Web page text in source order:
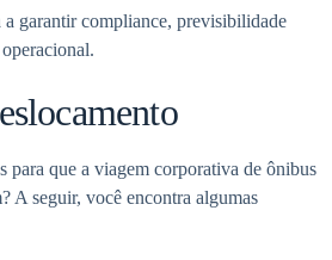
a garantir compliance, previsibilidade
para que a viagem corporativa de ônibus
A seguir, você encontra algumas